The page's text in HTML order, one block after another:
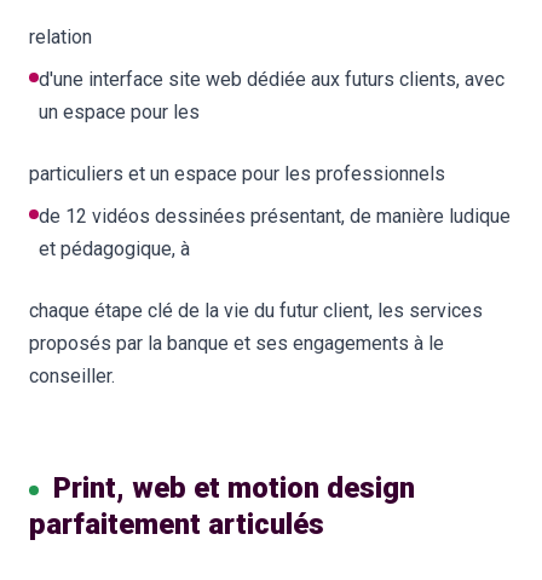
relation
d'une interface site web dédiée aux futurs clients, avec
un espace pour les
particuliers et un espace pour les professionnels
de 12 vidéos dessinées présentant, de manière ludique
et pédagogique, à
chaque étape clé de la vie du futur client, les services
proposés par la banque et ses engagements à le
conseiller.
Print, web et motion design
parfaitement articulés